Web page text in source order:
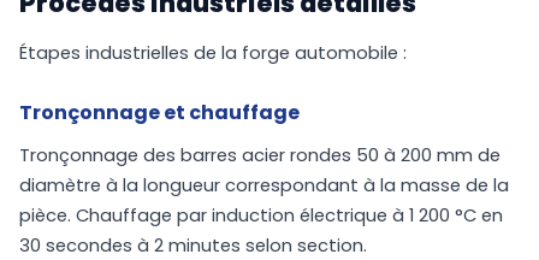
Étapes industrielles de la forge automobile :
Tronçonnage et chauffage
Tronçonnage des barres acier rondes 50 à 200 mm de
diamètre à la longueur correspondant à la masse de la
pièce. Chauffage par induction électrique à 1 200 °C en
30 secondes à 2 minutes selon section.